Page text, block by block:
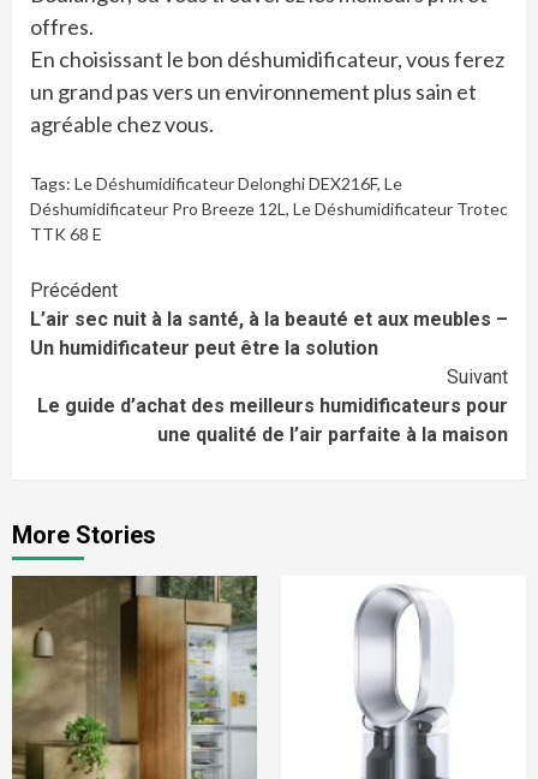
offres.
En choisissant le bon déshumidificateur, vous ferez
un grand pas vers un environnement plus sain et
agréable chez vous.
Tags: Le Déshumidificateur Delonghi DEX216F, Le
Déshumidificateur Pro Breeze 12L, Le Déshumidificateur Trotec
TTK 68 E
Continue
Reading
Précédent
L’air sec nuit à la santé, à la beauté et aux meubles –
Un humidificateur peut être la solution
Suivant
Le guide d’achat des meilleurs humidificateurs pour
une qualité de l’air parfaite à la maison
More Stories